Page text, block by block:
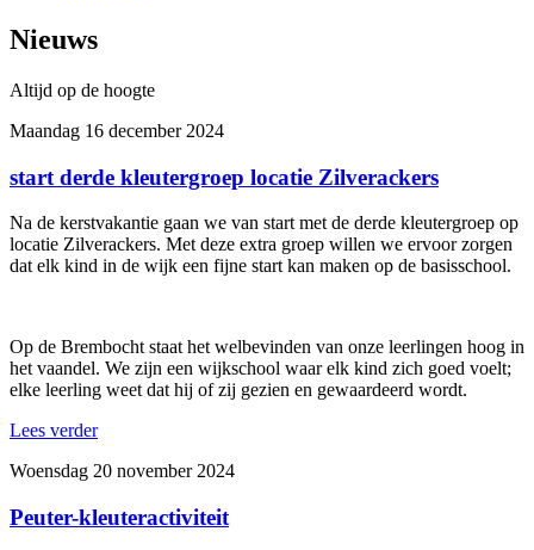
Nieuws
Altijd op de hoogte
Maandag 16 december 2024
start derde kleutergroep locatie Zilverackers
Na de kerstvakantie gaan we van start met de derde kleutergroep op
locatie Zilverackers. Met deze extra groep willen we ervoor zorgen
dat elk kind in de wijk een fijne start kan maken op de basisschool.
Op de Brembocht staat het welbevinden van onze leerlingen hoog in
het vaandel. We zijn een wijkschool waar elk kind zich goed voelt;
elke leerling weet dat hij of zij gezien en gewaardeerd wordt.
Lees verder
Woensdag 20 november 2024
Peuter-kleuteractiviteit